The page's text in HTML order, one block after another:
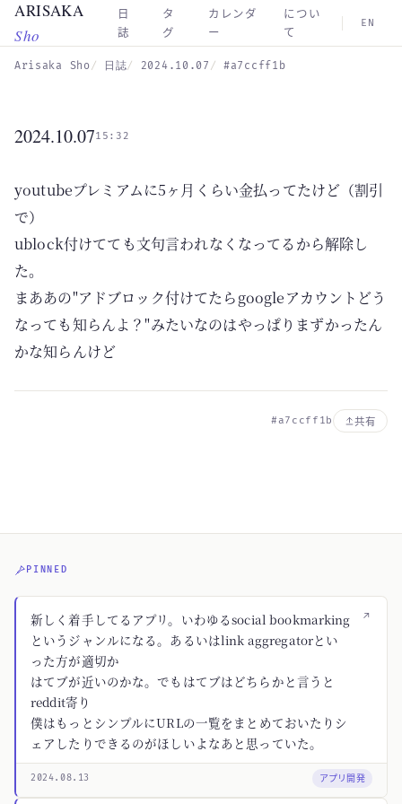
Skip to main content
ARISAKA
Sho
日
誌
タ
グ
カレンダ
ー
につい
て
EN
Arisaka Sho 日誌 2024.10.07 #a7ccff1b
2024.10.0715:32
youtubeプレミアムに5ヶ月くらい金払ってたけど（割引
で）
ublock付けてても文句言われなくなってるから解除し
た。
まああの"アドブロック付けてたらgoogleアカウントどう
なっても知らんよ？"みたいなのはやっぱりまずかったん
かな知らんけど
#a7ccff1b 共有
PINNED
↗
新しく着手してるアプリ。いわゆるsocial bookmarking
というジャンルになる。あるいはlink aggregatorとい
った方が適切か
はてブが近いのかな。でもはてブはどちらかと言うと
reddit寄り
僕はもっとシンプルにURLの一覧をまとめておいたりシ
ェアしたりできるのがほしいよなあと思っていた。
2024.08.13 アプリ開発